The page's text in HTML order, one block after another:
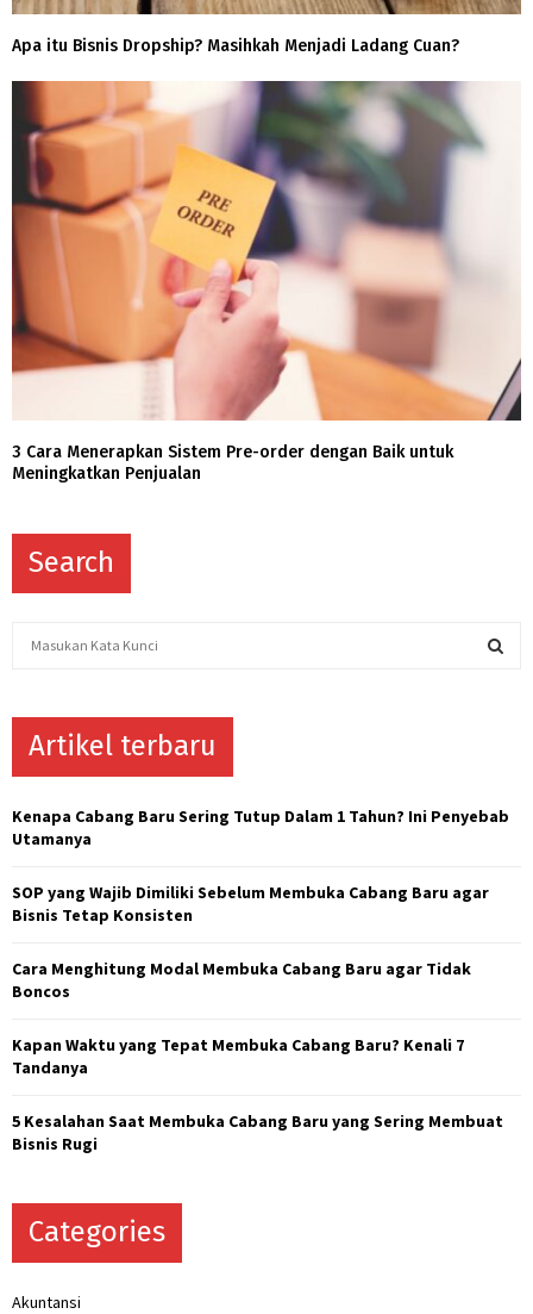
Apa itu Bisnis Dropship? Masihkah Menjadi Ladang Cuan?
3 Cara Menerapkan Sistem Pre-order dengan Baik untuk
Meningkatkan Penjualan
Search
f
o
r
Artikel terbaru
Kenapa Cabang Baru Sering Tutup Dalam 1 Tahun? Ini Penyebab
Utamanya
SOP yang Wajib Dimiliki Sebelum Membuka Cabang Baru agar
Bisnis Tetap Konsisten
Cara Menghitung Modal Membuka Cabang Baru agar Tidak
Boncos
Kapan Waktu yang Tepat Membuka Cabang Baru? Kenali 7
Tandanya
5 Kesalahan Saat Membuka Cabang Baru yang Sering Membuat
Bisnis Rugi
Categories
Akuntansi